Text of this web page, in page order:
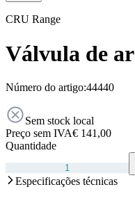
CRU Range
Válvula de ar
Número do artigo:44440
Sem stock local
Preço sem IVA€ 141,00
Quantidade
Especificações técnicas